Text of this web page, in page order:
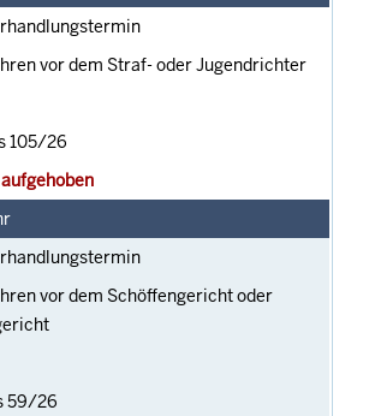
vor dem Straf- oder Jugendrichter
105/26
vor dem Schöffengericht oder
59/26